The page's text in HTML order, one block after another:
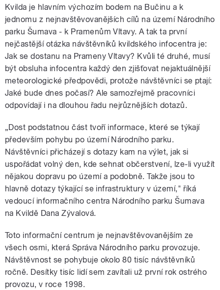
Kvilda je hlavním výchozím bodem na Bučinu a k
jednomu z nejnavštěvovanějších cílů na území Národního
parku Šumava - k Pramenům Vltavy. A tak ta první
nejčastější otázka návštěvníků kvildského infocentra je:
Jak se dostanu na Prameny Vltavy? Kvůli té druhé, musí
být obsluha infocentra každý den zjišťovat nejaktuálnější
meteorologické předpovědi, protože návštěvníci se ptají:
Jaké bude dnes počasí? Ale samozřejmě pracovníci
odpovídají i na dlouhou řadu nejrůznějších dotazů.
„Dost podstatnou část tvoří informace, které se týkají
především pohybu po území Národního parku.
Návštěvníci přicházejí s dotazy kam na výlet, jak si
uspořádat volný den, kde sehnat občerstvení, lze-li využít
nějakou dopravu po území a podobně. Takže jsou to
hlavně dotazy týkající se infrastruktury v území," říká
vedoucí informačního centra Národního parku Šumava
na Kvildě Dana Zývalová.
Toto informační centrum je nejnavštěvovanějším ze
všech osmi, která Správa Národního parku provozuje.
Návštěvnost se pohybuje okolo 80 tisíc návštěvníků
ročně. Desítky tisíc lidí sem zavítali už první rok ostrého
provozu, v roce 1998.